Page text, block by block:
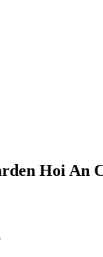
Hoi An